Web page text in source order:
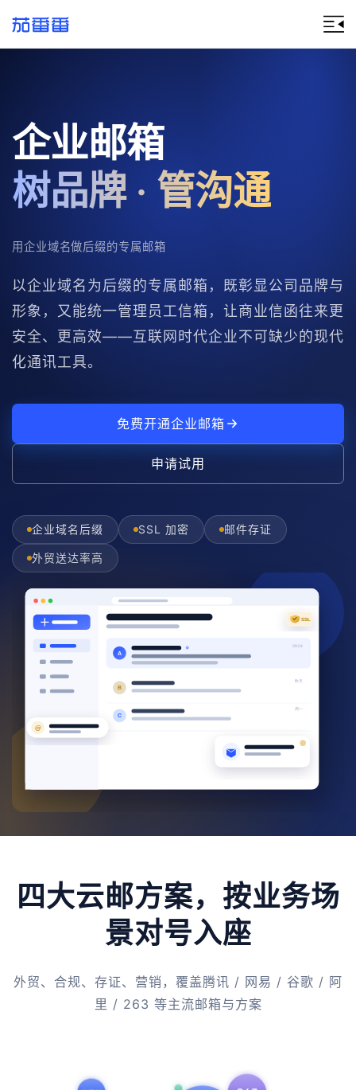
企业邮箱
树品牌 · 管沟通
用企业域名做后缀的专属邮箱
以企业域名为后缀的专属邮箱，既彰显公司品牌与
形象，又能统一管理员工信箱，让商业信函往来更
安全、更高效——互联网时代企业不可缺少的现代
化通讯工具。
免费开通企业邮箱
申请试用
企业域名后缀 SSL 加密 邮件存证
外贸送达率高
四大云邮方案，按业务场
景对号入座
外贸、合规、存证、营销，覆盖腾讯 / 网易 / 谷歌 / 阿
里 / 263 等主流邮箱与方案